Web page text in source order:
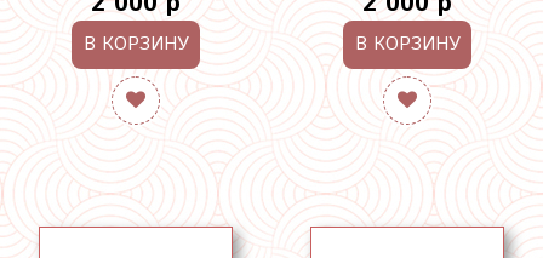
В КОРЗИНУ В КОРЗИНУ